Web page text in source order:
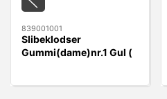
839001001
Slibeklodser
Gummi(dame)nr.1 Gul (